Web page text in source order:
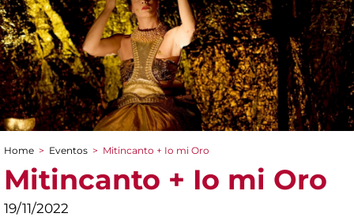
You are here
Home > Eventos > Mitincanto + Io mi Oro
Mitincanto + Io mi Oro
19/11/2022